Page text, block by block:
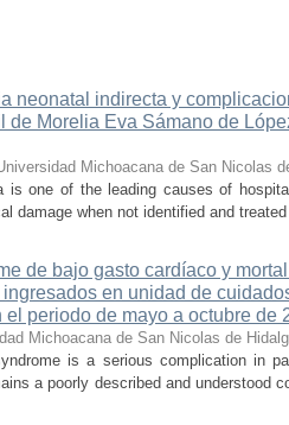
neonatal indirecta y
de Morelia Eva Sámano de
Michoacana de San Nicolas
is one of the leading causes of
damage when not identified and
de bajo gasto cardíaco y
en unidad de
periodo de mayo a octubre de
Michoacana de San Nicolas de
is a serious complication in
a poorly described and understood